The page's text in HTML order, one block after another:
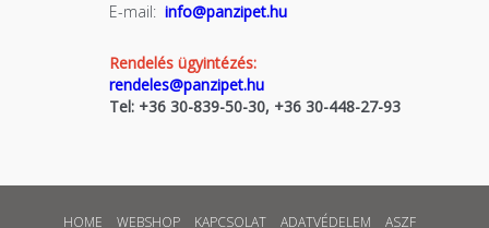
E-mail: info@panzipet.hu
Rendelés ügyintézés:
rendeles@panzipet.hu
Tel: +36 30-839-50-30, +36 30-448-27-93
HOME WEBSHOP KAPCSOLAT ADATVÉDELEM ASZF